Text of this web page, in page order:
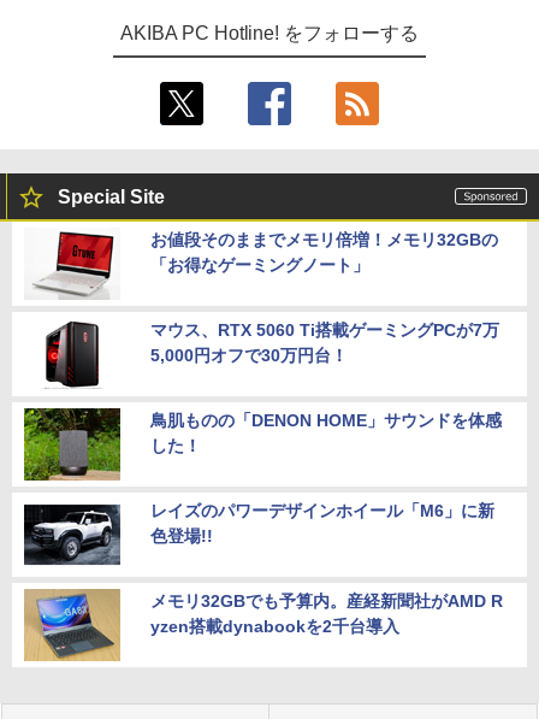
AKIBA PC Hotline! をフォローする
Special Site
お値段そのままでメモリ倍増！メモリ32GBの
「お得なゲーミングノート」
マウス、RTX 5060 Ti搭載ゲーミングPCが7万
5,000円オフで30万円台！
鳥肌ものの「DENON HOME」サウンドを体感
した！
レイズのパワーデザインホイール「M6」に新
色登場!!
メモリ32GBでも予算内。産経新聞社がAMD R
yzen搭載dynabookを2千台導入